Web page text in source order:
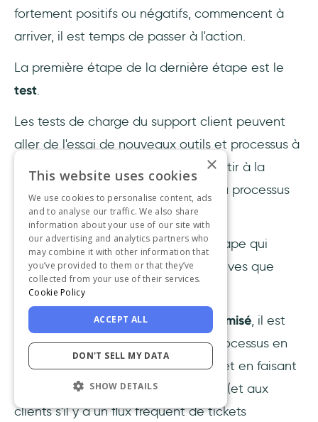
fortement positifs ou négatifs, commencent à
arriver, il est temps de passer à l'action.
La première étape de la dernière étape est le
test.
Les tests de charge du support client peuvent
aller de l'essai de nouveaux outils et processus à
des tests A/B, l'objectif étant d'aboutir à la
version la plus optimisée possible du processus
de support client.
Les tests permettent d'optimiser l'étape qui
consiste à adopter les options positives que
vous avez testées.
Une fois que tout a été testé et optimisé, il est
indispensable de mettre à jour le processus en
révisant les documents disponibles et en faisant
les annonces nécessaires à l'équipe (et aux
clients s'il y a un flux fréquent de tickets
×
This website uses cookies
We use cookies to personalise content, ads
and to analyse our traffic. We also share
information about your use of our site with
our advertising and analytics partners who
may combine it with other information that
you’ve provided to them or that they’ve
collected from your use of their services.
Cookie Policy
ACCEPT ALL
DON'T SELL MY DATA
SHOW DETAILS